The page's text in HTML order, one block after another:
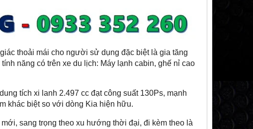
thoải mái cho người sử dụng đặc biệt là gia tăng
năng có trên xe du lịch: Máy lạnh cabin, ghế nỉ cao
tích xi lanh 2.497 cc đạt công suất 130Ps, mạnh
khác biệt so với dòng Kia hiện hữu.
sang trọng theo xu hướng thời đại, đi kèm theo là